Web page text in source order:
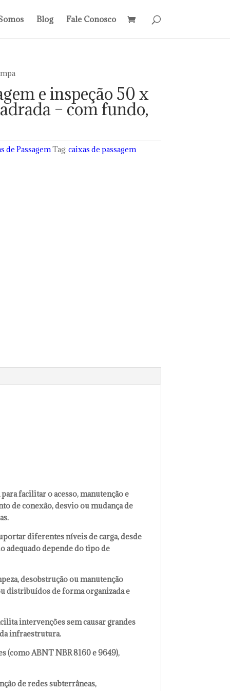
Blog Fale Conosco
e inspeção 50 x
– com fundo,
de PassagemTag: caixas de passagem
facilitar o acesso, manutenção e
de conexão, desvio ou mudança de
diferentes níveis de carga, desde
adequado depende do tipo de
desobstrução ou manutenção
distribuídos de forma organizada e
intervenções sem causar grandes
infraestrutura.
(como ABNT NBR 8160 e 9649),
de redes subterrâneas,